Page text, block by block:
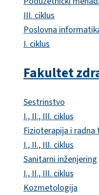
III. ciklus
Poslovna
I. ciklus
Fakultet
Sestrinstvo
I., II., III. ciklus
Fizioterapija i radna
I., II., III. ciklus
Sanitarni inženjering
I., II., III. ciklus
Kozmetologija